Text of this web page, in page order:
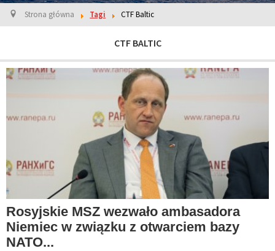
Strona główna Tagi CTF Baltic
CTF BALTIC
Rosyjskie MSZ wezwało ambasadora
Niemiec w związku z otwarciem bazy
NATO...